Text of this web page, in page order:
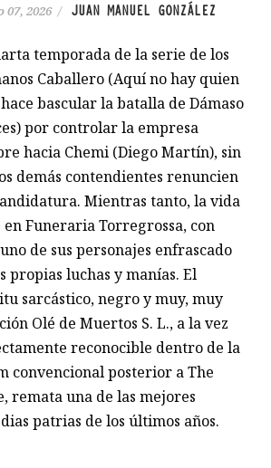
07, 2026 / JUAN MANUEL GONZÁLEZ
temporada de la serie de los
Caballero (Aquí no hay quien
bascular la batalla de Dámaso
por controlar la empresa
hacia Chemi (Diego Martín), sin
demás contendientes renuncien
Mientras tanto, la vida
en Funeraria Torregrossa, con
de sus personajes enfrascado
propias luchas y manías. El
sarcástico, negro y muy, muy
Olé de Muertos S. L., a la vez
reconocible dentro de la
convencional posterior a The
remata una de las mejores
patrias de los últimos años.